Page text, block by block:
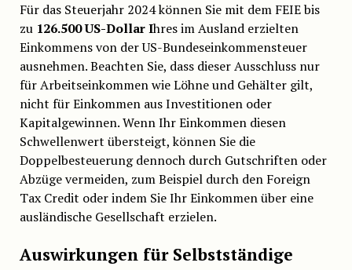
Für das Steuerjahr 2024 können Sie mit dem FEIE bis
zu126.500 US-Dollar Ihres im Ausland erzielten
Einkommens von der US-Bundeseinkommensteuer
ausnehmen. Beachten Sie, dass dieser Ausschluss nur
für Arbeitseinkommen wie Löhne und Gehälter gilt,
nicht für Einkommen aus Investitionen oder
Kapitalgewinnen. Wenn Ihr Einkommen diesen
Schwellenwert übersteigt, können Sie die
Doppelbesteuerung dennoch durch Gutschriften oder
Abzüge vermeiden, zum Beispiel durch den Foreign
Tax Credit oder indem Sie Ihr Einkommen über eine
ausländische Gesellschaft erzielen.
Auswirkungen für Selbstständige